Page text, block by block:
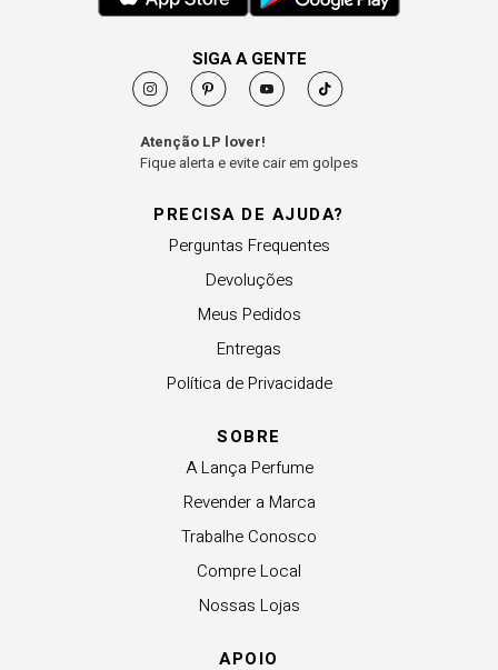
PRECISA DE AJUDA?
Perguntas Frequentes
Devoluções
Meus Pedidos
Entregas
Política de Privacidade
SOBRE
A Lança Perfume
Revender a Marca
Trabalhe Conosco
Compre Local
Nossas Lojas
APOIO
SIGA A GENTE
Atenção LP lover!
Fique alerta e evite cair em golpes